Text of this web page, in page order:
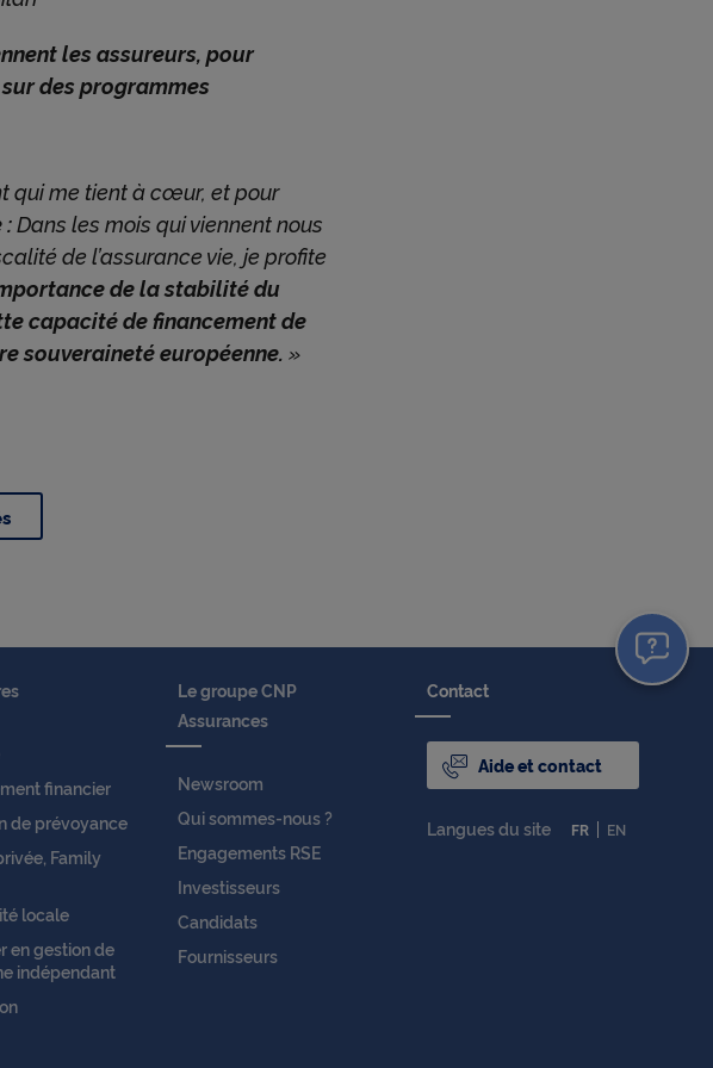
les assureurs, pour
des programmes
qui me tient à cœur, et pour
: Dans les mois qui viennent nous
de l’assurance vie, je profite
de la stabilité du
capacité de financement de
souveraineté européenne. »
financier
de prévoyance
Family
locale
en gestion de
indépendant
Le groupe CNP
Assurances
Newsroom
Qui sommes-nous ?
Engagements RSE
Investisseurs
Candidats
Fournisseurs
Contact
Aide et contact
Langues du site FR EN